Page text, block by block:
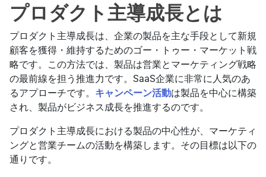
プロダクト主導成長とは
プロダクト主導成長は、企業の製品を主な手段として新規
顧客を獲得・維持するためのゴー・トゥー・マーケット戦
略です。この方法では、製品は営業とマーケティング戦略
の最前線を担う推進力です。SaaS企業に非常に人気のあ
るアプローチです。 キャンペーン活動は製品を中心に構築
され、製品がビジネス成長を推進するのです。
プロダクト主導成長における製品の中心性が、マーケティ
ングと営業チームの活動を構築します。その目標は以下の
通りです。